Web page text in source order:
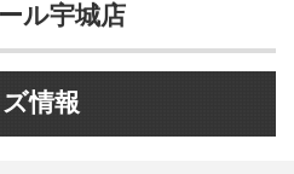
ル宇城店
情報